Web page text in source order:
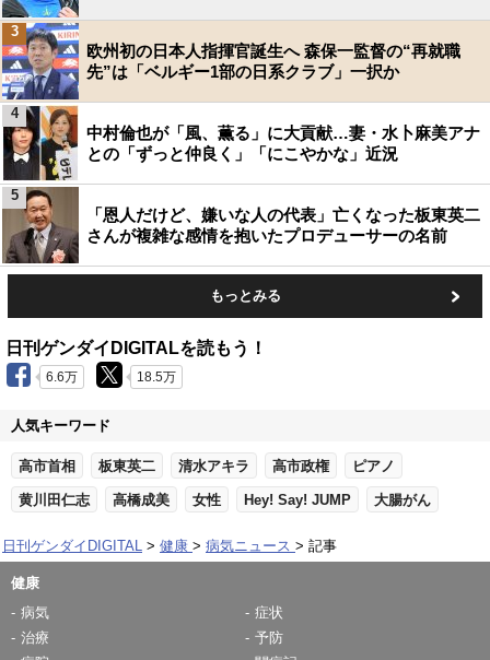
欧州初の日本人指揮官誕生へ 森保一監督の“再就職
先”は「ベルギー1部の日系クラブ」一択か
3
中村倫也が「風、薫る」に大貢献…妻・水卜麻美アナ
との「ずっと仲良く」「にこやかな」近況
4
「恩人だけど、嫌いな人の代表」亡くなった板東英二
さんが複雑な感情を抱いたプロデューサーの名前
5
もっとみる
日刊ゲンダイDIGITALを読もう！
6.6万 18.5万
人気キーワード
高市首相 板東英二 清水アキラ 高市政権 ピアノ
黄川田仁志 高橋成美 女性 Hey! Say! JUMP 大腸がん
日刊ゲンダイDIGITAL 健康 病気ニュース 記事
健康
病気
症状
治療
予防